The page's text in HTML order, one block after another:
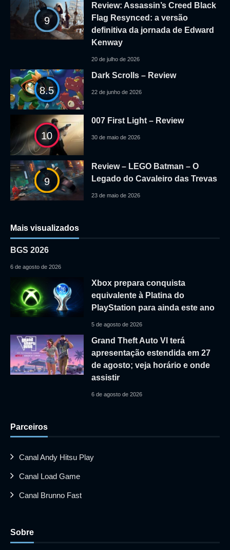
9
Review: Assassin’s Creed Black
Flag Resynced: a versão
definitiva da jornada de Edward
Kenway
20 de julho de 2026
8.5
Dark Scrolls – Review
22 de junho de 2026
10
007 First Light – Review
30 de maio de 2026
9
Review – LEGO Batman – O
Legado do Cavaleiro das Trevas
23 de maio de 2026
Mais visualizados
BGS 2026
6 de agosto de 2026
Xbox prepara conquista
equivalente à Platina do
PlayStation para ainda este ano
5 de agosto de 2026
Grand Theft Auto VI terá
apresentação estendida em 27
de agosto; veja horário e onde
assistir
6 de agosto de 2026
Parceiros
Canal Andy Hitsu Play
Canal Load Game
Canal Brunno Fast
Sobre